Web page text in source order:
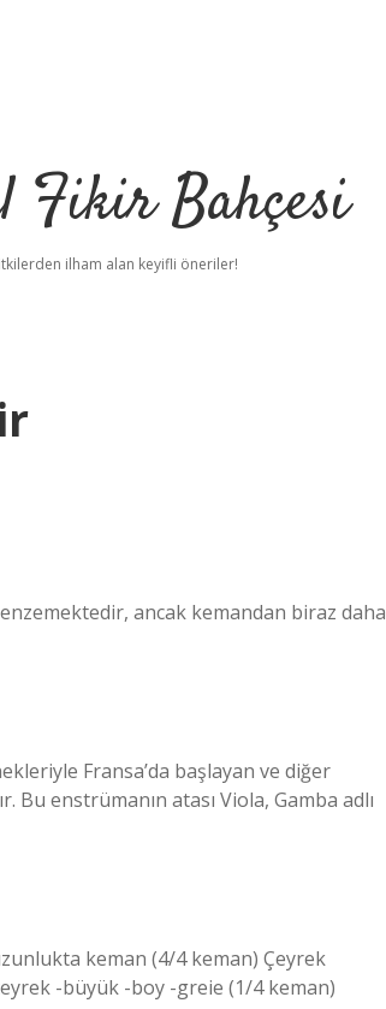
Fikir Bahçesi
ilham alan keyifli öneriler!
ancak kemandan biraz daha
Fransa’da başlayan ve diğer
enstrümanın atası Viola, Gamba adlı
keman (4/4 keman) Çeyrek
-büyük -boy -greie (1/4 keman)